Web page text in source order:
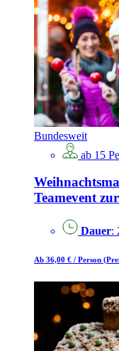
Bundesweit
ab 15
Teamevent
Dauer:
Ab 36,00 € / Person